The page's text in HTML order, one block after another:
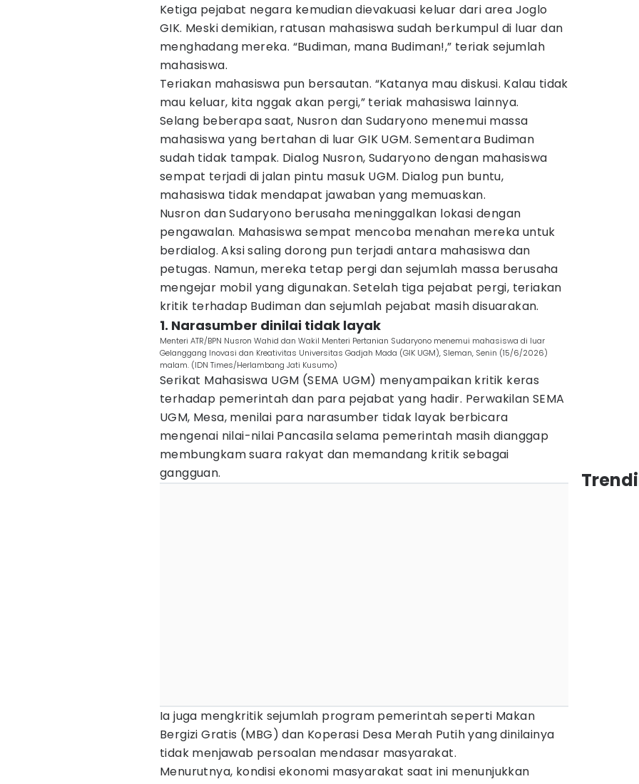
Ketiga pejabat negara kemudian dievakuasi keluar dari area Joglo
GIK. Meski demikian, ratusan mahasiswa sudah berkumpul di luar dan
menghadang mereka. “Budiman, mana Budiman!,” teriak sejumlah
mahasiswa.
Teriakan mahasiswa pun bersautan. “Katanya mau diskusi. Kalau tidak
mau keluar, kita nggak akan pergi,” teriak mahasiswa lainnya.
Selang beberapa saat, Nusron dan Sudaryono menemui massa
mahasiswa yang bertahan di luar GIK UGM. Sementara Budiman
sudah tidak tampak. Dialog Nusron, Sudaryono dengan mahasiswa
sempat terjadi di jalan pintu masuk UGM. Dialog pun buntu,
mahasiswa tidak mendapat jawaban yang memuaskan.
Nusron dan Sudaryono berusaha meninggalkan lokasi dengan
pengawalan. Mahasiswa sempat mencoba menahan mereka untuk
berdialog. Aksi saling dorong pun terjadi antara mahasiswa dan
petugas. Namun, mereka tetap pergi dan sejumlah massa berusaha
mengejar mobil yang digunakan. Setelah tiga pejabat pergi, teriakan
kritik terhadap Budiman dan sejumlah pejabat masih disuarakan.
1. Narasumber dinilai tidak layak
Menteri ATR/BPN Nusron Wahid dan Wakil Menteri Pertanian Sudaryono menemui mahasiswa di luar
Gelanggang Inovasi dan Kreativitas Universitas Gadjah Mada (GIK UGM), Sleman, Senin (15/6/2026)
malam. (IDN Times/Herlambang Jati Kusumo)
Serikat Mahasiswa UGM (SEMA UGM) menyampaikan kritik keras
terhadap pemerintah dan para pejabat yang hadir. Perwakilan SEMA
UGM, Mesa, menilai para narasumber tidak layak berbicara
mengenai nilai-nilai Pancasila selama pemerintah masih dianggap
membungkam suara rakyat dan memandang kritik sebagai
gangguan.
Ia juga mengkritik sejumlah program pemerintah seperti Makan
Bergizi Gratis (MBG) dan Koperasi Desa Merah Putih yang dinilainya
tidak menjawab persoalan mendasar masyarakat.
Menurutnya, kondisi ekonomi masyarakat saat ini menunjukkan